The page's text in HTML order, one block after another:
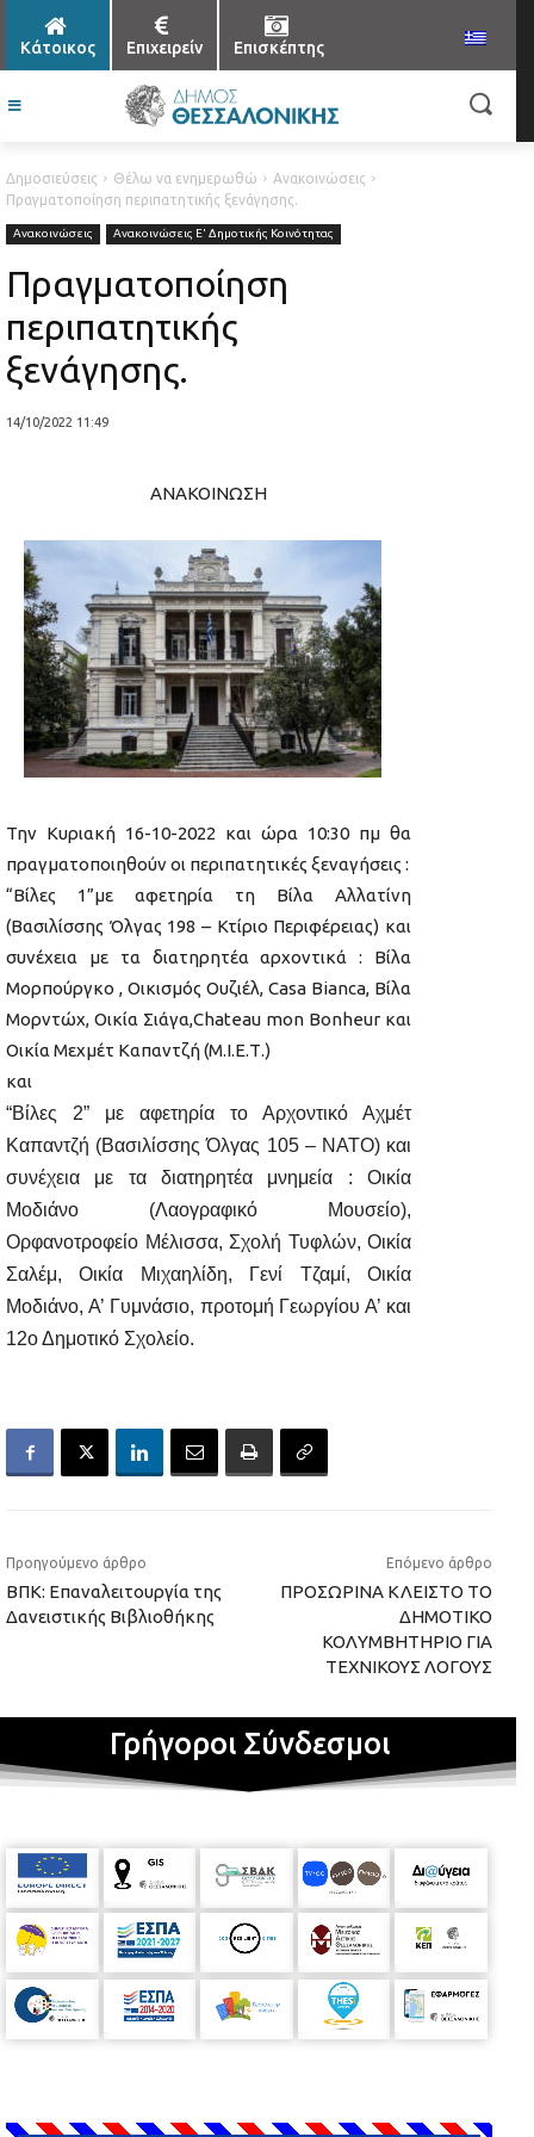
Κάτοικος Επιχειρείν Επισκέπτης
Δημοσιεύσεις Θέλω να ενημερωθώ
Ανακοινώσεις
Πραγματοποίηση περιπατητικής ξενάγησης.
Ανακοινώσεις Ανακοινώσεις Ε' Δημοτικής Κοινότητας
Πραγματοποίηση
περιπατητικής
ξενάγησης.
14/10/2022 11:49
ΑΝΑΚΟΙΝΩΣΗ
Την Κυριακή 16-10-2022 και ώρα 10:30 πμ θα
πραγματοποιηθούν οι περιπατητικές ξεναγήσεις :
“Βίλες 1”με αφετηρία τη Βίλα Αλλατίνη
(Βασιλίσσης Όλγας 198 – Κτίριο Περιφέρειας) και
συνέχεια με τα διατηρητέα αρχοντικά : Βίλα
Μορπούργκο , Οικισμός Ουζιέλ, Casa Bianca, Βίλα
Μορντώχ, Οικία Σιάγα,Chateau mon Bonheur και
Οικία Μεχμέτ Καπαντζή (Μ.Ι.Ε.Τ.)
και
“Βίλες 2” με αφετηρία το Αρχοντικό Αχμέτ
Καπαντζή (Βασιλίσσης Όλγας 105 – ΝΑΤΟ) και
συνέχεια με τα διατηρητέα μνημεία : Οικία
Μοδιάνο (Λαογραφικό Μουσείο),
Ορφανοτροφείο Μέλισσα, Σχολή Τυφλών, Οικία
Σαλέμ, Οικία Μιχαηλίδη, Γενί Τζαμί, Οικία
Μοδιάνο, Α’ Γυμνάσιο, προτομή Γεωργίου Α’ και
12ο Δημοτικό Σχολείο.
Προηγούμενο άρθρο
ΒΠΚ: Επαναλειτουργία της
Δανειστικής Βιβλιοθήκης
Επόμενο άρθρο
ΠΡΟΣΩΡΙΝΑ ΚΛΕΙΣΤΟ ΤΟ
ΔΗΜΟΤΙΚΟ
ΚΟΛΥΜΒΗΤΗΡΙΟ ΓΙΑ
ΤΕΧΝΙΚΟΥΣ ΛΟΓΟΥΣ
Γρήγοροι Σύνδεσμοι